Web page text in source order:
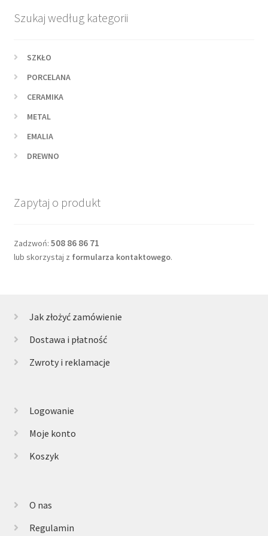
Szukaj według kategorii
SZKŁO
PORCELANA
CERAMIKA
METAL
EMALIA
DREWNO
Zapytaj o produkt
Zadzwoń: 508 86 86 71
lub skorzystaj z formularza kontaktowego.
Jak złożyć zamówienie
Dostawa i płatność
Zwroty i reklamacje
Logowanie
Moje konto
Koszyk
O nas
Regulamin